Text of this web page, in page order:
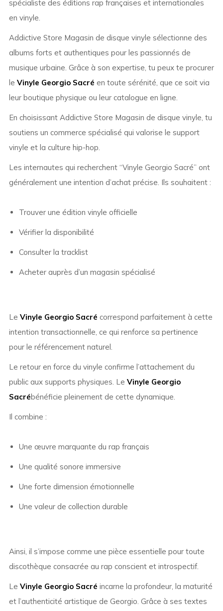
spécialiste des éditions rap françaises et internationales
en vinyle.
Addictive Store Magasin de disque vinyle sélectionne des
albums forts et authentiques pour les passionnés de
musique urbaine. Grâce à son expertise, tu peux te procurer
le Vinyle Georgio Sacré en toute sérénité, que ce soit via
leur boutique physique ou leur catalogue en ligne.
En choisissant Addictive Store Magasin de disque vinyle, tu
soutiens un commerce spécialisé qui valorise le support
vinyle et la culture hip-hop.
Les internautes qui recherchent “Vinyle Georgio Sacré” ont
généralement une intention d’achat précise. Ils souhaitent :
Trouver une édition vinyle officielle
Vérifier la disponibilité
Consulter la tracklist
Acheter auprès d’un magasin spécialisé
Le Vinyle Georgio Sacré correspond parfaitement à cette
intention transactionnelle, ce qui renforce sa pertinence
pour le référencement naturel.
Le retour en force du vinyle confirme l’attachement du
public aux supports physiques. Le Vinyle Georgio
Sacrébénéficie pleinement de cette dynamique.
Il combine :
Une œuvre marquante du rap français
Une qualité sonore immersive
Une forte dimension émotionnelle
Une valeur de collection durable
Ainsi, il s’impose comme une pièce essentielle pour toute
discothèque consacrée au rap conscient et introspectif.
Le Vinyle Georgio Sacré incarne la profondeur, la maturité
et l’authenticité artistique de Georgio. Grâce à ses textes